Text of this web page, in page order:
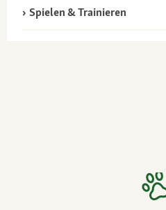
Spielen & Trainieren